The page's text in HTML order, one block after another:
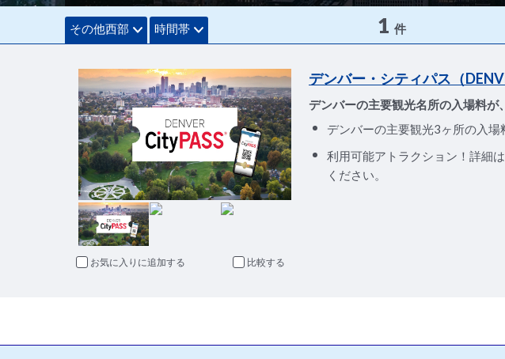
その他西部 時間帯 1 件
お気に入りに追加 比較
デンバー・シティパス（
デンバーの主要観光名所の入場料
デンバーの主要観光3ヶ所の入
利用可能アトラクション！詳細
ください。